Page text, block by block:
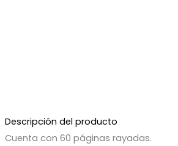
Descripción del producto
Cuenta con 60 páginas rayadas.